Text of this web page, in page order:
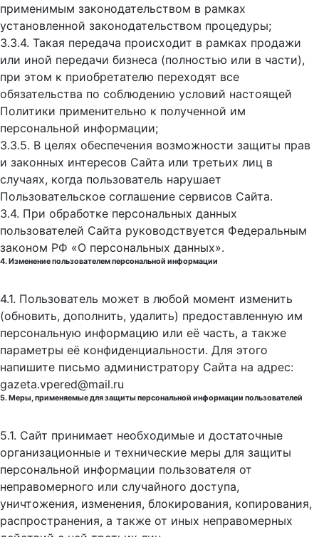
применимым законодательством в рамках
установленной законодательством процедуры;
3.3.4. Такая передача происходит в рамках продажи
или иной передачи бизнеса (полностью или в части),
при этом к приобретателю переходят все
обязательства по соблюдению условий настоящей
Политики применительно к полученной им
персональной информации;
3.3.5. В целях обеспечения возможности защиты прав
и законных интересов Сайта или третьих лиц в
случаях, когда пользователь нарушает
Пользовательское соглашение сервисов Сайта.
3.4. При обработке персональных данных
пользователей Сайта руководствуется Федеральным
законом РФ «О персональных данных».
4. Изменение пользователем персональной информации
4.1. Пользователь может в любой момент изменить
(обновить, дополнить, удалить) предоставленную им
персональную информацию или её часть, а также
параметры её конфиденциальности. Для этого
напишите письмо администратору Сайта на адрес:
gazeta.vpered@mail.ru
5. Меры, применяемые для защиты персональной информации пользователей
5.1. Сайт принимает необходимые и достаточные
организационные и технические меры для защиты
персональной информации пользователя от
неправомерного или случайного доступа,
уничтожения, изменения, блокирования, копирования,
распространения, а также от иных неправомерных